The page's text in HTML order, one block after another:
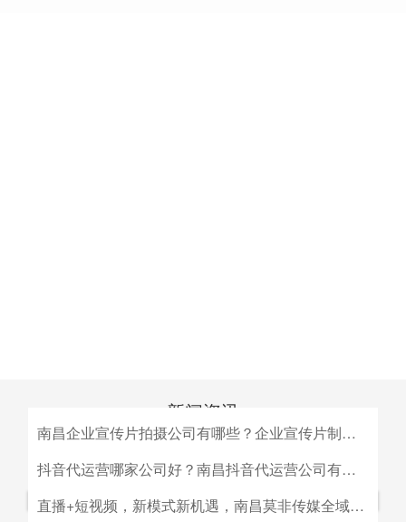
新闻资讯
南昌企业宣传片拍摄公司有哪些？企业宣传片制作公司哪家好
南昌企业宣传片拍摄公司有哪些？企业宣传片制作公司哪家
视宣传的规模，似乎企业宣传片是大企业才做得起的东西。
抖音代运营哪家公司好？南昌抖音代运营公司有哪些？
抖音代运营哪家公司好？南昌抖音代运营公司有哪些？抖音直播+短视频，新模式新机遇，南昌莫非传媒全域营销平台全新低成本精准拓客！